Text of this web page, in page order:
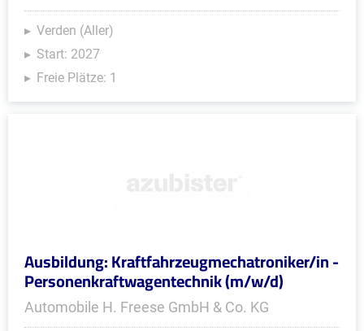
Verden (Aller)
Start: 2027
Freie Plätze: 1
Ausbildung: Kraftfahrzeugmechatroniker/in -
Personenkraftwagentechnik (m/w/d)
Automobile H. Freese GmbH & Co. KG